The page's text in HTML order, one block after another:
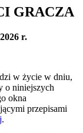
GRACZA
r.
w życie w dniu,
o niniejszych
okna
przepisami
.